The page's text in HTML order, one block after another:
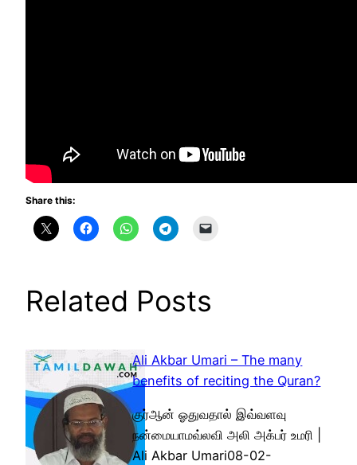
Share this:
Related Posts
Ali Akbar Umari – The many
benefits of reciting the Quran?
குர்ஆன் ஓதுவதால் இவ்வளவு
நன்மையாமவ்லவி அலி அக்பர் உமரி |
Ali Akbar Umari08-02-